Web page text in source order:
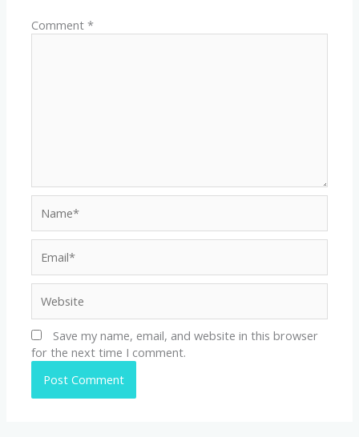
Comment*
Save my name, email, and website in this browser
for the next time I comment.